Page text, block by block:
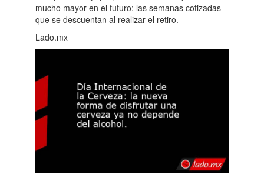
mucho mayor en el futuro: las semanas cotizadas
que se descuentan al realizar el retiro.
Lado.mx